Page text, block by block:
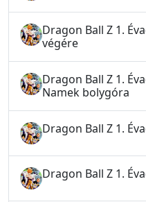
Dragon Ball Z 1.
végére
Dragon Ball Z 1.
Namek bolygóra
Dragon Ball Z 1.
Dragon Ball Z 1.